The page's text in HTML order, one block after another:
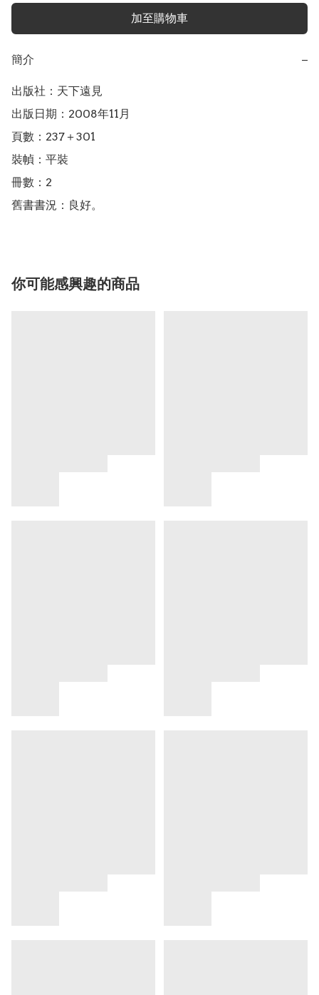
加至購物車
簡介 −
出版社：天下遠見
出版日期：2008年11月
頁數：237＋301
裝幀：平裝
冊數：2
舊書書況：良好。
你可能感興趣的商品